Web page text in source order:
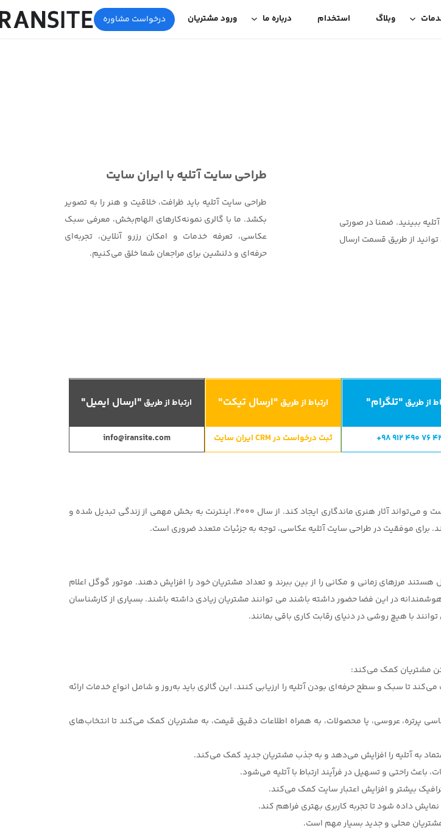
وبلاگ استخدام درباره ما ورود مشتریان درخواست مشاوره
ببینید. ضمنا در صورتی
از طریق قسمت ارسال
طراحی سایت آتلیه با ایران سایت
طراحی سایت آتلیه باید ظرافت، خلاقیت و هنر را به تصویر
بکشد. ما با گالری نمونه‌کارهای الهام‌بخش، معرفی سبک
عکاسی، تعرفه خدمات و امکان رزرو آنلاین، تجربه‌ای
حرفه‌ای و دلنشین برای مراجعان شما خلق می‌کنیم.
از طریق "تلگرام"
+98 912 490 76
ارتباط از طریق "ارسال تیکت"
ثبت درخواست در CRM ایران سایت
ارتباط از طریق "ارسال ایمیل"
info@iransite.com
آتلیه عکاسی یکی از خاطره‌انگیزترین محیط‌ها برای ثبت لحظات زندگی است و می‌تواند آثار هنری ماندگاری ایجاد کند. از سال 2000، اینترنت به بخش مهمی از زندگی تبدیل شده و
مرزهای زمانی و مکانی را از بین ببرند و تعداد مشتریان خود را افزایش دهند. موتور گوگل اعلام
در این فضا حضور داشته باشند می توانند مشتریان زیادی داشته باشند. بسیاری از کارشناسان
با هیچ روشی در دنیای رقابت کاری باقی بمانند.
مشتریان کمک می‌کند:
تا سبک و سطح حرفه‌ای بودن آتلیه را ارزیابی کنند. این گالری باید به‌روز و شامل انواع خدمات ارائه
پرتره، عروسی، یا محصولات، به همراه اطلاعات دقیق قیمت، به مشتریان کمک می‌کند تا انتخاب‌های